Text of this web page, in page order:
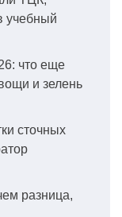
учебный
что еще
и зелень
сточных
разница,